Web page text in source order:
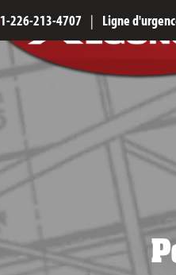
1-226-213-4707 | Ligne